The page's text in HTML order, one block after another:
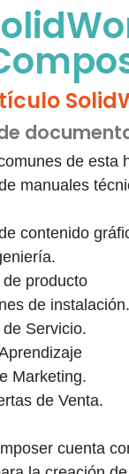
de esta
manuales
contenido
producto
de instalación.
Servicio.
Marketing.
de Venta.
cuenta